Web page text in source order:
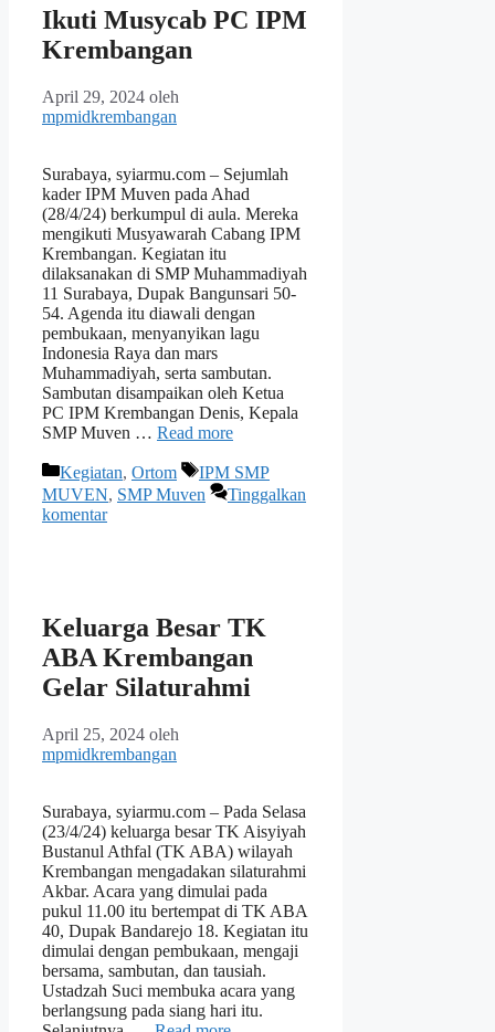
Ikuti Musycab PC IPM
Krembangan
April 29, 2024 oleh
mpmidkrembangan
Surabaya, syiarmu.com – Sejumlah
kader IPM Muven pada Ahad
(28/4/24) berkumpul di aula. Mereka
mengikuti Musyawarah Cabang IPM
Krembangan. Kegiatan itu
dilaksanakan di SMP Muhammadiyah
11 Surabaya, Dupak Bangunsari 50-
54. Agenda itu diawali dengan
pembukaan, menyanyikan lagu
Indonesia Raya dan mars
Muhammadiyah, serta sambutan.
Sambutan disampaikan oleh Ketua
PC IPM Krembangan Denis, Kepala
SMP Muven … Read more
Kategori
Kegiatan, Ortom Tag
IPM SMP
MUVEN, SMP Muven
Tinggalkan
komentar
Keluarga Besar TK
ABA Krembangan
Gelar Silaturahmi
April 25, 2024 oleh
mpmidkrembangan
Surabaya, syiarmu.com – Pada Selasa
(23/4/24) keluarga besar TK Aisyiyah
Bustanul Athfal (TK ABA) wilayah
Krembangan mengadakan silaturahmi
Akbar. Acara yang dimulai pada
pukul 11.00 itu bertempat di TK ABA
40, Dupak Bandarejo 18. Kegiatan itu
dimulai dengan pembukaan, mengaji
bersama, sambutan, dan tausiah.
Ustadzah Suci membuka acara yang
berlangsung pada siang hari itu.